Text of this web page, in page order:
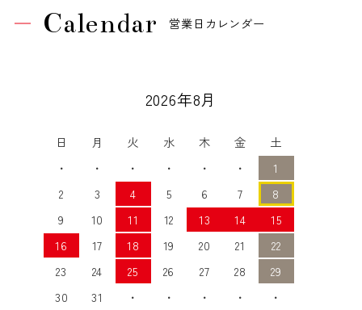
Calendar 営業日カレンダー
2026年8月
日 月 火 水 木 金
土
・
・ ・ ・ ・ ・
1
2
3 4 5 6 7
8
9
10 11 12 13 14
15
16
17 18 19 20 21
22
23
24 25 26 27 28
29
30
31 ・ ・ ・ ・ ・